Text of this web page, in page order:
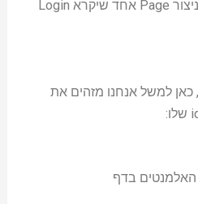
באפליקציה, במקרה שלנו ניצור Page אחד שיקרא Login
כאן למשל אנחנו מזהים את
האלמנטים בדף